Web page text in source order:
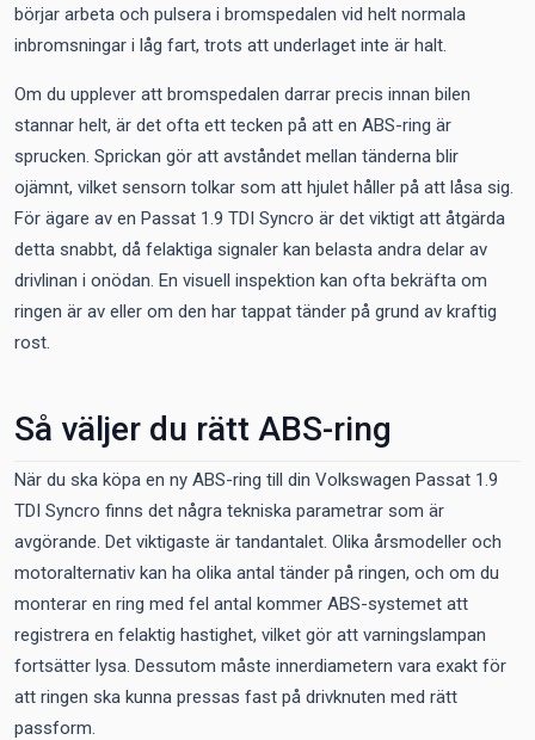
börjar arbeta och pulsera i bromspedalen vid helt normala
inbromsningar i låg fart, trots att underlaget inte är halt.
Om du upplever att bromspedalen darrar precis innan bilen
stannar helt, är det ofta ett tecken på att en ABS-ring är
sprucken. Sprickan gör att avståndet mellan tänderna blir
ojämnt, vilket sensorn tolkar som att hjulet håller på att låsa sig.
För ägare av en Passat 1.9 TDI Syncro är det viktigt att åtgärda
detta snabbt, då felaktiga signaler kan belasta andra delar av
drivlinan i onödan. En visuell inspektion kan ofta bekräfta om
ringen är av eller om den har tappat tänder på grund av kraftig
rost.
Så väljer du rätt ABS-ring
När du ska köpa en ny ABS-ring till din Volkswagen Passat 1.9
TDI Syncro finns det några tekniska parametrar som är
avgörande. Det viktigaste är tandantalet. Olika årsmodeller och
motoralternativ kan ha olika antal tänder på ringen, och om du
monterar en ring med fel antal kommer ABS-systemet att
registrera en felaktig hastighet, vilket gör att varningslampan
fortsätter lysa. Dessutom måste innerdiametern vara exakt för
att ringen ska kunna pressas fast på drivknuten med rätt
passform.